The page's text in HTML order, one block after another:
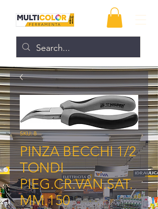
SKU: 8
PINZA BECCHI 1/2
TONDI
PIEG.CR.VAN.SAT.
MM.150